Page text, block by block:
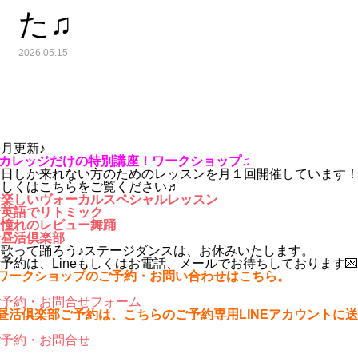
た♫
2026.05.15
更新♪
レッジだけの特別講座！ワークショップ♫
しか来れない方のためのレッスンを月１回開催しています！
くはこちらをご覧ください♬
しいヴォーカルスペシャルレッスン
語でリトミック
れのレビュー舞踊
活倶楽部
って踊ろう♪ステージダンスは、お休みいたします。
約は、Lineもしくはお電話、メールでお待ちしております💌
ークショップのご予約・お問い合わせはこちら。
約・お問合せフォーム
活倶楽部ご予約は、こちらのご予約専用LINEアカウントに
約・お問合せ